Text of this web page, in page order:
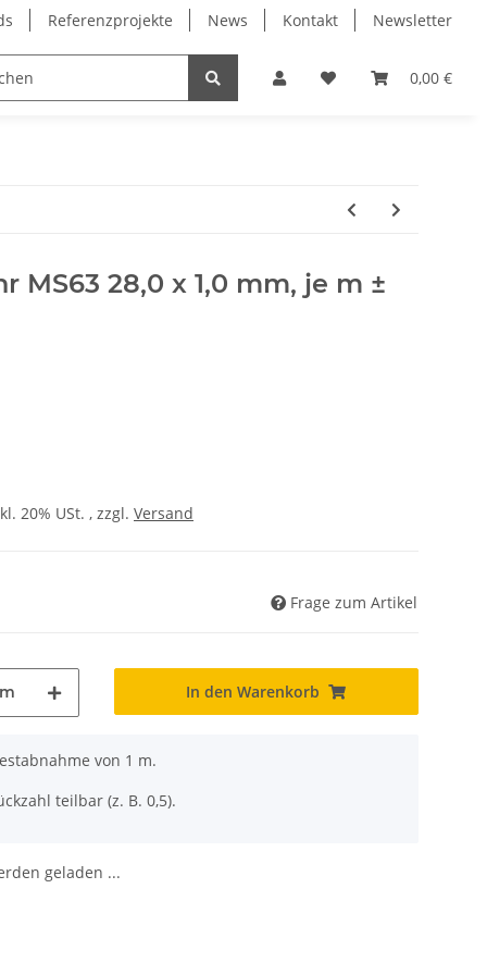
Referenzprojekte News Kontakt Newsletter
0,00 €
Lagertechnik Lineartechnik
MS63 28,0 x 1,0 mm, je m ±
20% USt. , zzgl. Versand
Frage zum Artikel
m In den Warenkorb
von 1 m.
teilbar (z. B. 0,5).
geladen ...